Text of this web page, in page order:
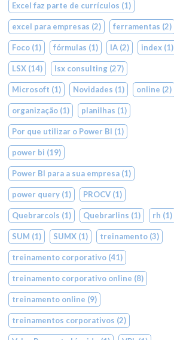
Excel faz parte de currículos (1)
excel para empresas (2) ferramentas (2)
Foco (1) fórmulas (1) IA (2) index (1)
LSX (14) lsx consulting (27)
Microsoft (1) Novidades (1) online (2)
organização (1) planilhas (1)
Por que utilizar o Power BI (1)
power bi (19)
Power BI para a sua empresa (1)
power query (1) PROCV (1)
Quebrarcols (1) Quebrarlins (1) rh (1)
SUM (1) SUMX (1) treinamento (3)
treinamento corporativo (41)
treinamento corporativo online (8)
treinamento online (9)
treinamentos corporativos (2)